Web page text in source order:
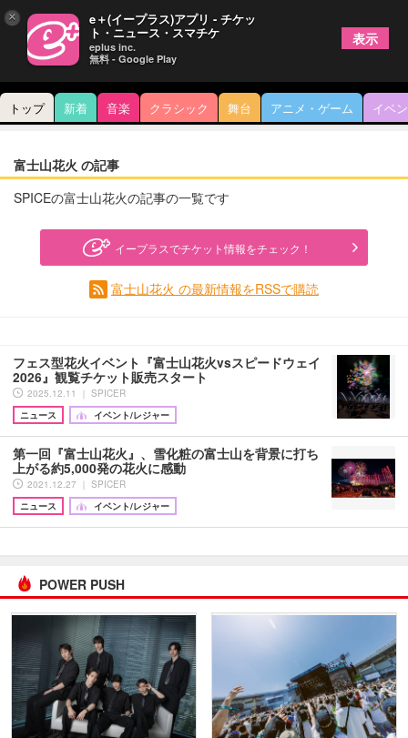
トップ 新着 音楽 クラシック 舞台 アニメ・ゲーム イベ
富士山花火 の記事
SPICEの富士山花火の記事の一覧です
イープラスでチケット情報をチェック！
富士山花火 の最新情報をRSSで購読
フェス型花火イベント『富士山花火vsスピードウェイ
2026』観覧チケット販売スタート
2025.12.11 ｜ SPICER
ニュース
イベント/レジャー
第一回『富士山花火』、雪化粧の富士山を背景に打ち
上がる約5,000発の花火に感動
2021.12.27 ｜ SPICER
ニュース
イベント/レジャー
POWER PUSH
× e＋(イープラス)アプリ - チケッ
ト・ニュース・スマチケ
eplus inc.
無料 - Google Play
表示